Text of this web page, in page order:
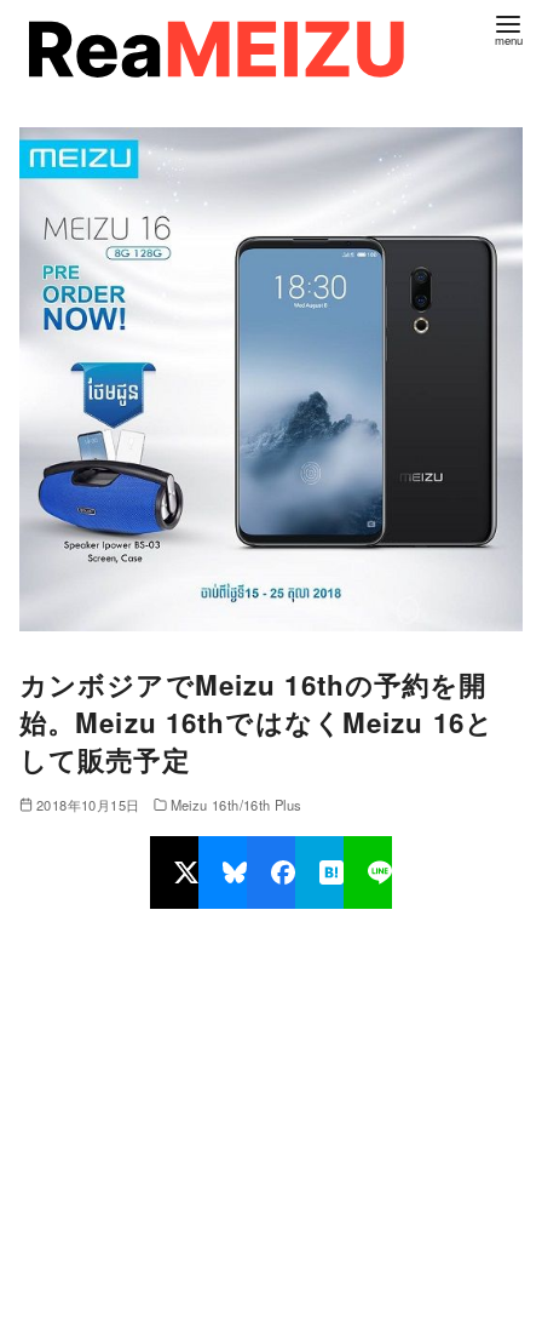
カンボジアでMeizu 16thの予約を開
始。Meizu 16thではなくMeizu 16と
して販売予定
2018年10月15日 Meizu 16th/16th Plus